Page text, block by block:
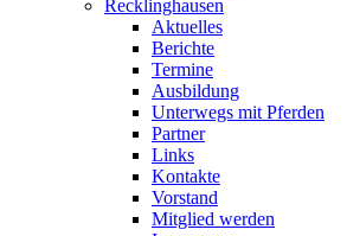
Recklinghausen
Aktuelles
Berichte
Termine
Ausbildung
Unterwegs mit Pferden
Partner
Links
Kontakte
Vorstand
Mitglied werden